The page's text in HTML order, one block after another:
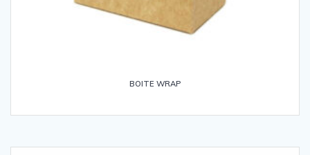
BOITE WRAP